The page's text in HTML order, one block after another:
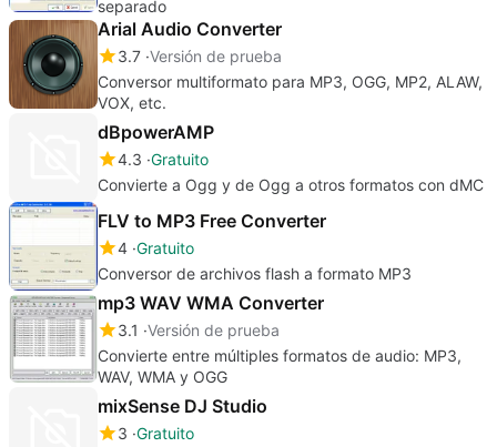
separado
Arial Audio Converter
3.7 Versión de prueba
Conversor multiformato para MP3, OGG, MP2, ALAW,
VOX, etc.
dBpowerAMP
4.3 Gratuito
Convierte a Ogg y de Ogg a otros formatos con dMC
FLV to MP3 Free Converter
4 Gratuito
Conversor de archivos flash a formato MP3
mp3 WAV WMA Converter
3.1 Versión de prueba
Convierte entre múltiples formatos de audio: MP3,
WAV, WMA y OGG
mixSense DJ Studio
3 Gratuito